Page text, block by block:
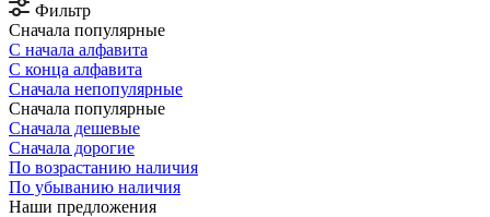
Фильтр
Сначала популярные
С начала алфавита
С конца алфавита
Сначала непопулярные
Сначала популярные
Сначала дешевые
Сначала дорогие
По возрастанию наличия
По убыванию наличия
Наши предложения